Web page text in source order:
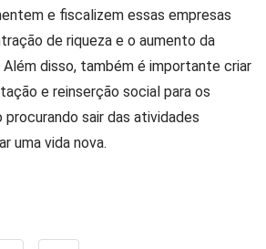
e fiscalizem essas empresas
de riqueza e o aumento da
disso, também é importante criar
e reinserção social para os
sair das atividades
uma vida nova.